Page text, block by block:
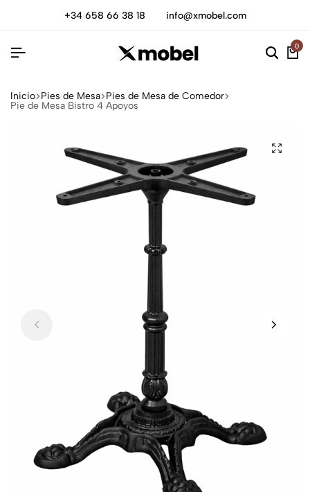
+34 658 66 38 18 info@xmobel.com
0
Inicio Pies de Mesa Pies de Mesa de Comedor
Pie de Mesa Bistro 4 Apoyos